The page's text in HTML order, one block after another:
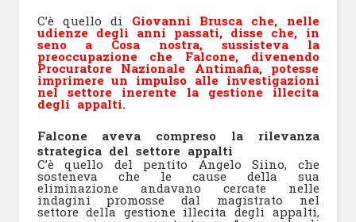
C’è quello di Giovanni Brusca che, nelle
udienze degli anni passati, disse che, in
seno a Cosa nostra, sussisteva la
preoccupazione che Falcone, divenendo
Procuratore Nazionale Antimafia, potesse
imprimere un impulso alle investigazioni
nel settore inerente la gestione illecita
degli appalti.
Falcone aveva compreso la rilevanza
strategica del settore appalti
C’è quello del pentito Angelo Siino, che
sosteneva che le cause della sua
eliminazione andavano cercate nelle
indagini promosse dal magistrato nel
settore della gestione illecita degli appalti,